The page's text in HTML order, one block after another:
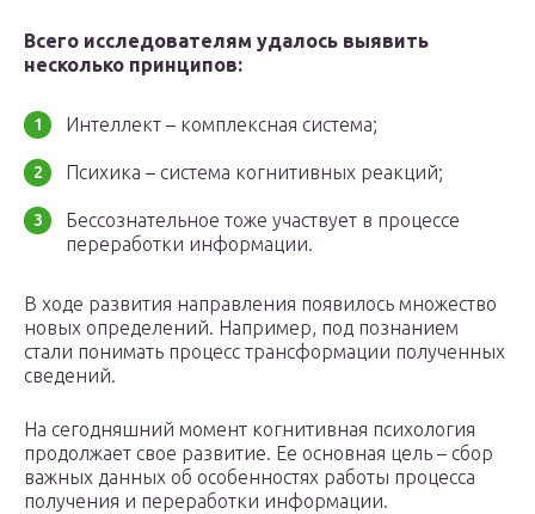
Всего исследователям удалось выявить
несколько принципов:
Интеллект – комплексная система;
Психика – система когнитивных реакций;
Бессознательное тоже участвует в процессе
переработки информации.
В ходе развития направления появилось множество
новых определений. Например, под познанием
стали понимать процесс трансформации полученных
сведений.
На сегодняшний момент когнитивная психология
продолжает свое развитие. Ее основная цель – сбор
важных данных об особенностях работы процесса
получения и переработки информации.